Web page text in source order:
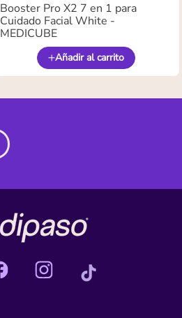
Booster Pro X2 7 en 1 para
Cuidado Facial White -
MEDICUBE
Añadir al carrito